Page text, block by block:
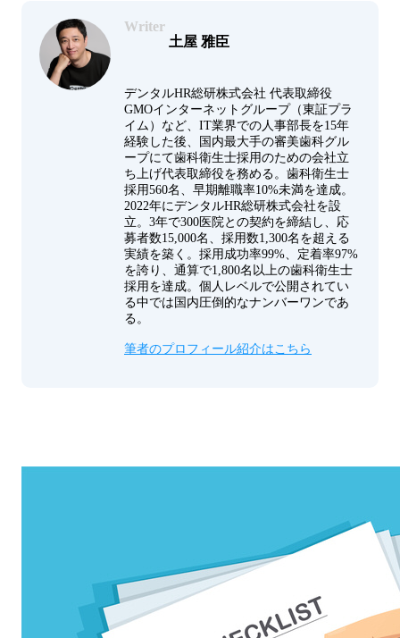
Writer
土屋 雅臣
デンタルHR総研株式会社 代表取締役
GMOインターネットグループ（東証プラ
イム）など、IT業界での人事部長を15年
経験した後、国内最大手の審美歯科グル
ープにて歯科衛生士採用のための会社立
ち上げ代表取締役を務める。歯科衛生士
採用560名、早期離職率10%未満を達成。
2022年にデンタルHR総研株式会社を設
立。3年で300医院との契約を締結し、応
募者数15,000名、採用数1,300名を超える
実績を築く。採用成功率99%、定着率97%
を誇り、通算で1,800名以上の歯科衛生士
採用を達成。個人レベルで公開されてい
る中では国内圧倒的なナンバーワンであ
る。
筆者のプロフィール紹介はこちら